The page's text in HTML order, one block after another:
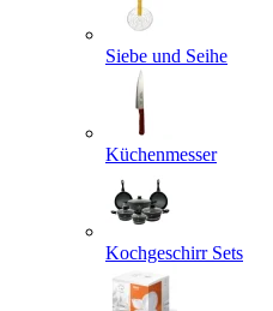
Siebe und Seihe
Küchenmesser
Kochgeschirr Sets